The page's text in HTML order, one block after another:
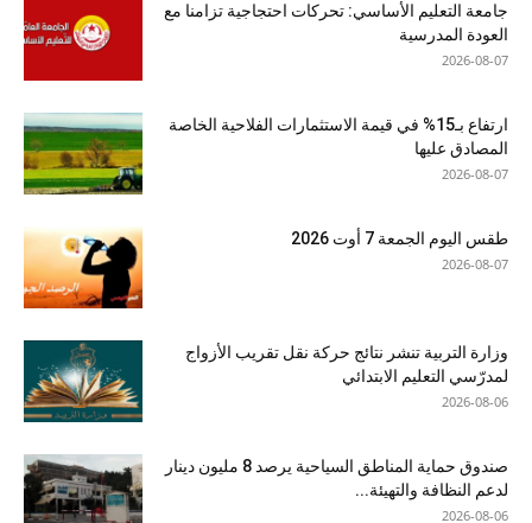
جامعة التعليم الأساسي: تحركات احتجاجية تزامنا مع
العودة المدرسية
2026-08-07
ارتفاع بـ15% في قيمة الاستثمارات الفلاحية الخاصة
المصادق عليها
2026-08-07
طقس اليوم الجمعة 7 أوت 2026
2026-08-07
وزارة التربية تنشر نتائج حركة نقل تقريب الأزواج
لمدرّسي التعليم الابتدائي
2026-08-06
صندوق حماية المناطق السياحية يرصد 8 مليون دينار
لدعم النظافة والتهيئة...
2026-08-06